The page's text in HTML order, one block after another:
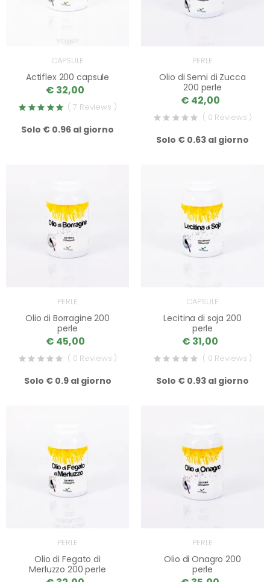
CAPSULE
Actiflex 200 capsule
€ 32,00
( 7 Reviews )
Solo € 0.96 al giorno
PERLE
Olio di Semi di Zucca
200 perle
€ 42,00
( 0 Reviews )
Solo € 0.63 al giorno
PERLE
Olio di Borragine 200
perle
€ 45,00
( 0 Reviews )
Solo € 0.9 al giorno
CAPSULE
Lecitina di soja 200
perle
€ 31,00
( 0 Reviews )
Solo € 0.93 al giorno
PERLE
Olio di Fegato di
Merluzzo 200 perle
PERLE
Olio di Onagro 200
perle